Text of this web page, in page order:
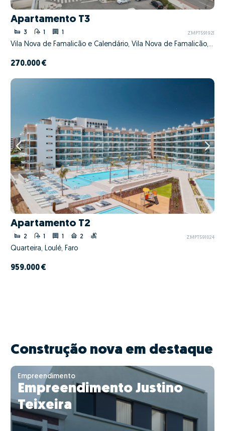
Apartamento T3
3 1 1 ZMPT591921
Vila Nova de Famalicão e Calendário, Vila Nova de Famalicão, Braga
270.000 €
Apartamento T2
2 2 ZMPT591024
Quarteira, Loulé, Faro
959.000 €
Construção nova em destaque
Empreendimento
Empreendimento Justino
Teixeira